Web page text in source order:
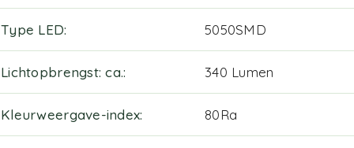
Type LED 5050SMD
Lichtopbrengst: ca. 340 Lumen
Kleurweergave-index 80Ra